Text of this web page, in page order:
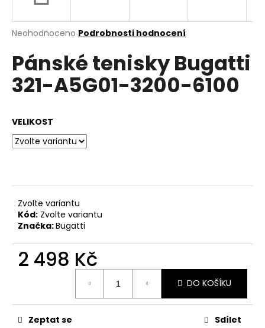
Průměrné
produktu
je
0,0
z
Neohodnoceno Podrobnosti hodnocení
Pánské tenisky Bugatti
321-A5G01-3200-6100
VELIKOST
Zvolte variantu
Kód: Zvolte variantu
Značka:Bugatti
2 498 Kč
DO KOŠÍKU
Zeptat se Sdílet
j
t
?
D
o
p
o
r
u
e
m